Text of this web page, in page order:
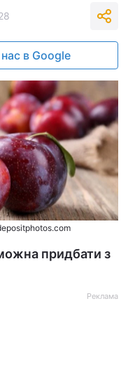
в Google
придбати з
Реклама